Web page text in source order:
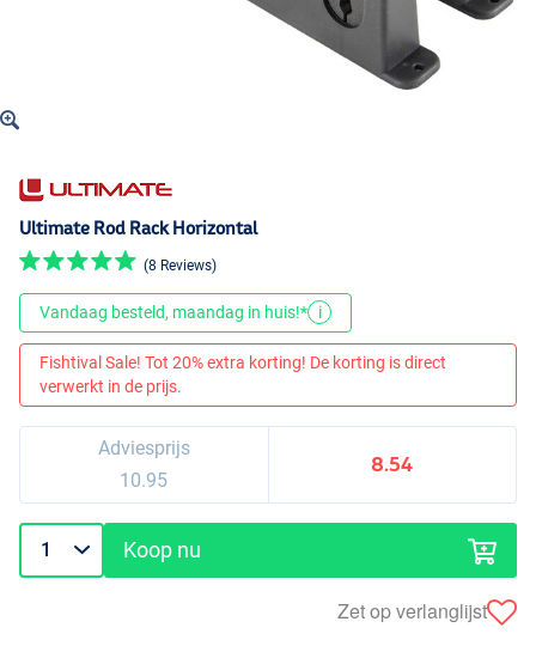
Ultimate Rod Rack Horizontal
(8 Reviews)
Vandaag besteld, maandag in huis!* i
Fishtival Sale! Tot 20% extra korting! De korting is direct
verwerkt in de prijs.
Adviesprijs
10.95
8.54
Koop nu
Zet op verlanglijst